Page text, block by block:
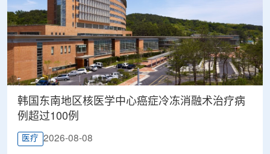
韩国东南地区核医学中心癌症冷冻消融术治疗病
例超过100例
医疗 2026-08-08